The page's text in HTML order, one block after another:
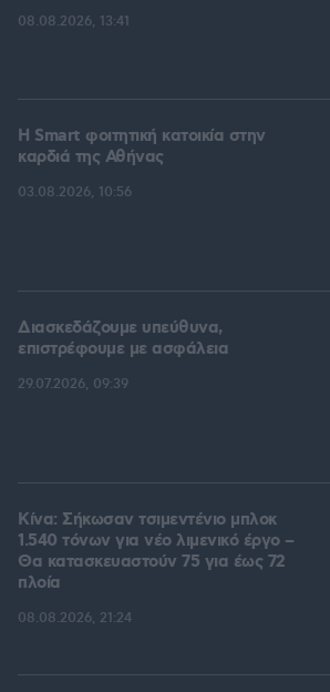
08.08.2026, 13:41
Η Smart φοιτητική κατοικία στην
καρδιά της Αθήνας
03.08.2026, 10:56
Διασκεδάζουμε υπεύθυνα,
επιστρέφουμε με ασφάλεια
29.07.2026, 09:39
Κίνα: Σήκωσαν τσιμεντένιο μπλοκ
1.540 τόνων για νέο λιμενικό έργο –
Θα κατασκευαστούν 75 για έως 72
πλοία
08.08.2026, 21:24